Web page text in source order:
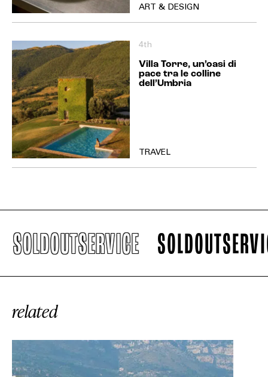
ART & DESIGN
4th
Villa Torre, un’oasi di
pace tra le colline
dell’Umbria
TRAVEL
SOLDOUTSERVICE
related